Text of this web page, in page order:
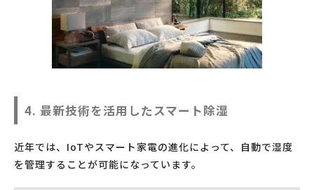
4. 最新技術を活用したスマート除湿
近年では、IoTやスマート家電の進化によって、自動で湿度
を管理することが可能になっています。